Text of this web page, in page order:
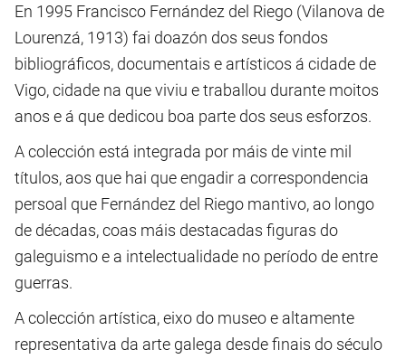
En 1995 Francisco Fernández del Riego (Vilanova de
Lourenzá, 1913) fai doazón dos seus fondos
bibliográficos, documentais e artísticos á cidade de
Vigo, cidade na que viviu e traballou durante moitos
anos e á que dedicou boa parte dos seus esforzos.
A colección está integrada por máis de vinte mil
títulos, aos que hai que engadir a correspondencia
persoal que Fernández del Riego mantivo, ao longo
de décadas, coas máis destacadas figuras do
galeguismo e a intelectualidade no período de entre
guerras.
A colección artística, eixo do museo e altamente
representativa da arte galega desde finais do século